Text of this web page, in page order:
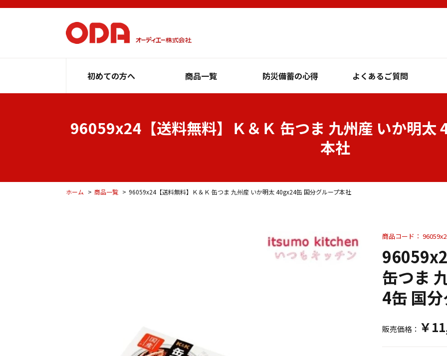
初めての方へ 商品一覧 防災備蓄の心得 よくあるご質問
96059x24【送料無料】Ｋ＆Ｋ 缶つま 九州産 いか明太
本社
ホーム 商品一覧 96059x24【送料無料】Ｋ＆Ｋ 缶つま 九州産 いか明太 40gx24缶 国分グループ本社
商品コード：
缶つま
4缶 国
販売価格： ￥